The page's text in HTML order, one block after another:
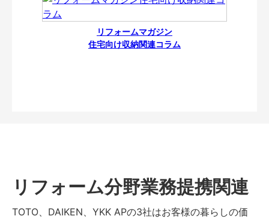
リフォームマガジン
住宅向け収納関連コラム
リフォーム分野業務提携関連
TOTO、DAIKEN、YKK APの3社はお客様の暮らしの価